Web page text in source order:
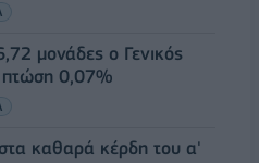
μονάδες ο Γενικός
πτώση 0,07%
καθαρά κέρδη του α'